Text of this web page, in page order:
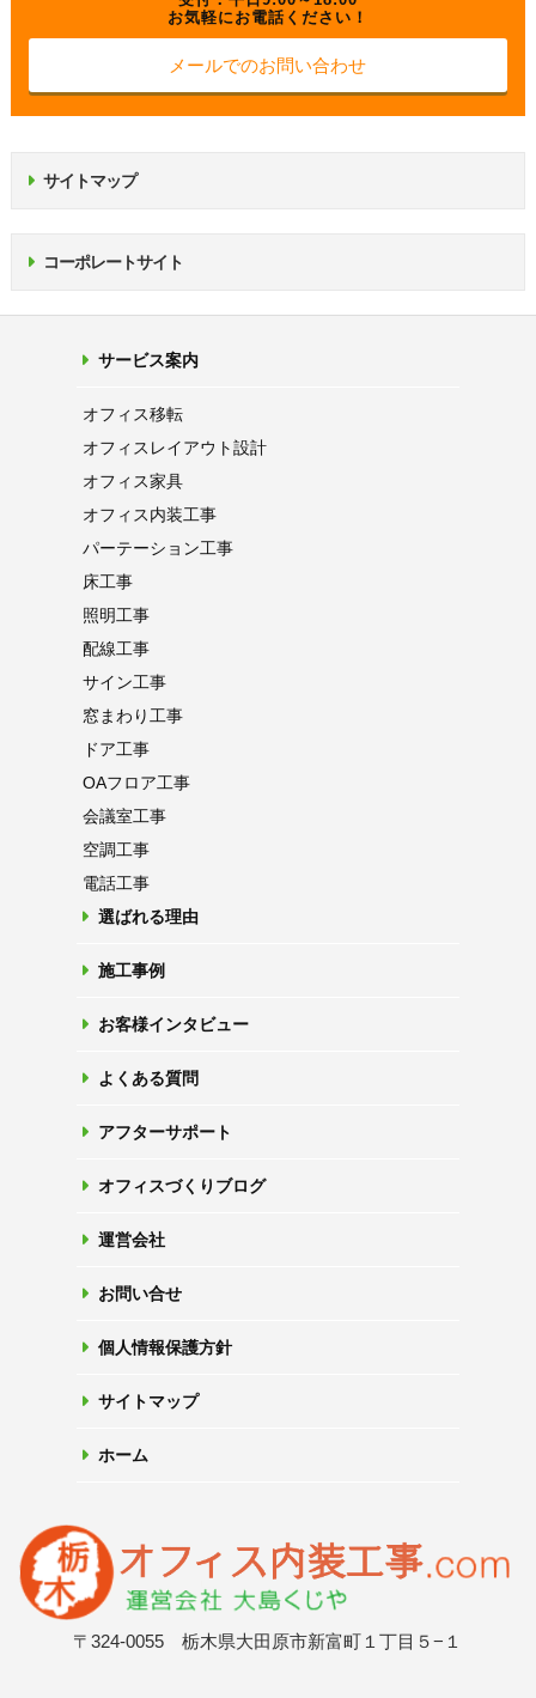
お気軽にお電話ください！
メールでのお問い合わせ
サイトマップ
コーポレートサイト
サービス案内
オフィス移転
オフィス レイアウト設計
オフィス家具
オフィス内装工事
パーテーション工事
床工事
照明工事
配線工事
サイン工事
窓まわり工事
ドア工事
OAフロア工事
会議室工事
空調工事
電話工事
選ばれる理由
施工事例
お客様インタビュー
よくある質問
アフターサポート
オフィスづくりブログ
運営会社
お問い合せ
個人情報保護方針
サイトマップ
ホーム
〒324-0055 栃木県大田原市新富町１丁目５−１